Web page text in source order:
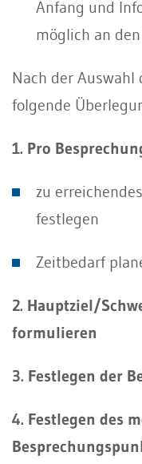
Anfang und
möglich an
Nach der Auswahl
folgende
1. Pro
zu
festlegen
Zeitbedarf
2. Hauptziel/
formulieren
3. Festlegen der
4. Festlegen des